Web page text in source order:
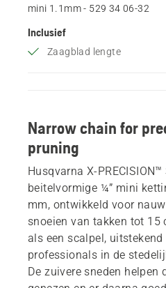
mini 1.1mm - 529 34 06‑32
Inclusief
Zaagblad lengte
Narrow chain for
pruning
Husqvarna X-
beitelvormige ¼” mini
mm, ontwikkeld voor
snoeien van takken tot 15
als een scalpel,
professionals in de
De zuivere sneden helpen